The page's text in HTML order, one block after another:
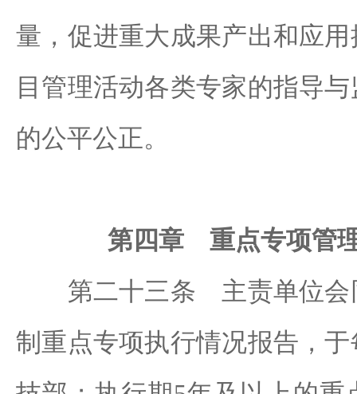
量，促进重大成果产出和应
目管理活动各类专家的指导
的公平公正。
第四章 重点专项管
第二十三条 主责单位会
制重点专项执行情况报告，